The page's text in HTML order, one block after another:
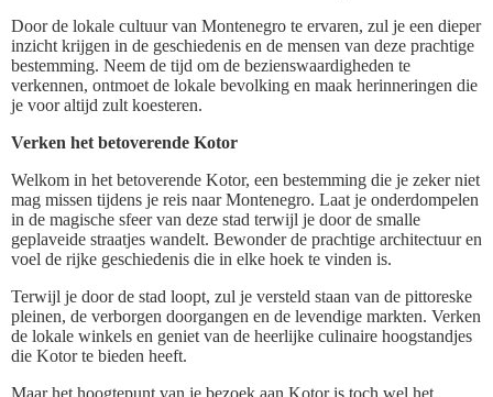
Door de lokale cultuur van Montenegro te ervaren, zul je een dieper
inzicht krijgen in de geschiedenis en de mensen van deze prachtige
bestemming. Neem de tijd om de bezienswaardigheden te
verkennen, ontmoet de lokale bevolking en maak herinneringen die
je voor altijd zult koesteren.
Verken het betoverende Kotor
Welkom in het betoverende Kotor, een bestemming die je zeker niet
mag missen tijdens je reis naar Montenegro. Laat je onderdompelen
in de magische sfeer van deze stad terwijl je door de smalle
geplaveide straatjes wandelt. Bewonder de prachtige architectuur en
voel de rijke geschiedenis die in elke hoek te vinden is.
Terwijl je door de stad loopt, zul je versteld staan van de pittoreske
pleinen, de verborgen doorgangen en de levendige markten. Verken
de lokale winkels en geniet van de heerlijke culinaire hoogstandjes
die Kotor te bieden heeft.